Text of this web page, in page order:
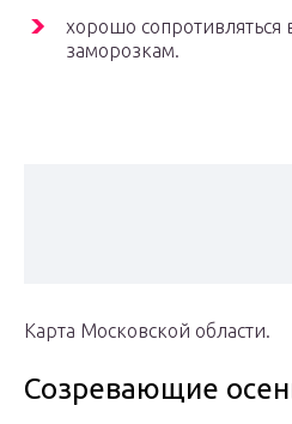
хорошо сопротивляться
заморозкам.
Карта Московской области.
Созревающие